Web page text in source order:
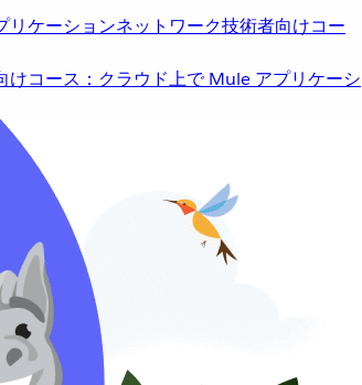
リケーションネットワーク技術者向けコー
けコース：クラウド上で Mule アプリケーシ